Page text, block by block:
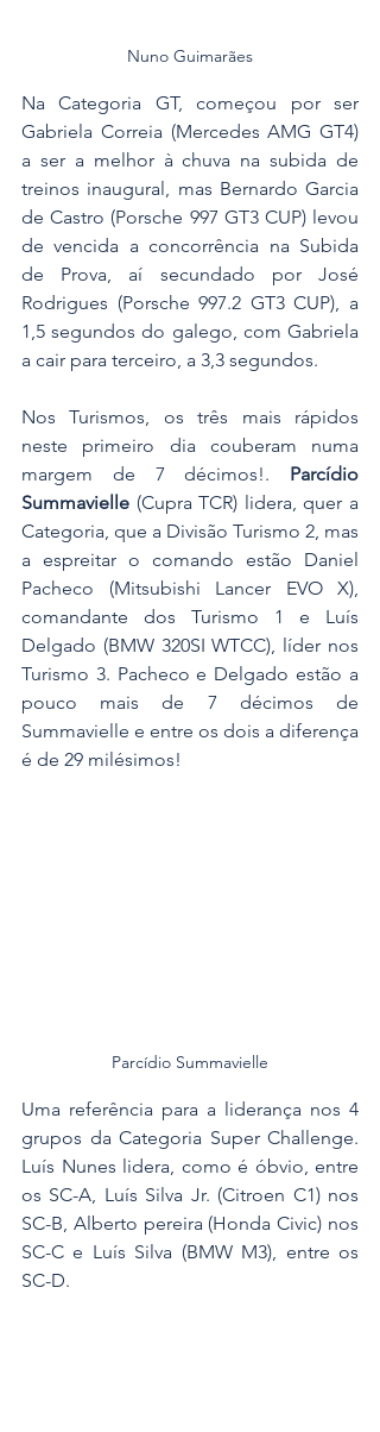
Nuno Guimarães
Na Categoria GT, começou por ser
Gabriela Correia (Mercedes AMG GT4)
a ser a melhor à chuva na subida de
treinos inaugural, mas Bernardo Garcia
de Castro (Porsche 997 GT3 CUP) levou
de vencida a concorrência na Subida
de Prova, aí secundado por José
Rodrigues (Porsche 997.2 GT3 CUP), a
1,5 segundos do galego, com Gabriela
a cair para terceiro, a 3,3 segundos.
Nos Turismos, os três mais rápidos
neste primeiro dia couberam numa
margem de 7 décimos!. Parcídio
Summavielle (Cupra TCR) lidera, quer a
Categoria, que a Divisão Turismo 2, mas
a espreitar o comando estão Daniel
Pacheco (Mitsubishi Lancer EVO X),
comandante dos Turismo 1 e Luís
Delgado (BMW 320SI WTCC), líder nos
Turismo 3. Pacheco e Delgado estão a
pouco mais de 7 décimos de
Summavielle e entre os dois a diferença
é de 29 milésimos!
Parcídio Summavielle
Uma referência para a liderança nos 4
grupos da Categoria Super Challenge.
Luís Nunes lidera, como é óbvio, entre
os SC-A, Luís Silva Jr. (Citroen C1) nos
SC-B, Alberto pereira (Honda Civic) nos
SC-C e Luís Silva (BMW M3), entre os
SC-D.